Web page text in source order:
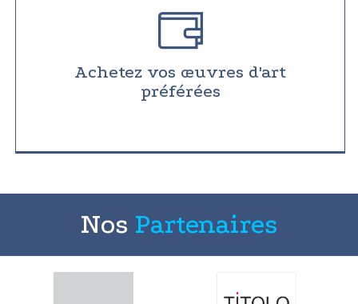
Achetez vos œuvres d'art
préférées
Nos Partenaires